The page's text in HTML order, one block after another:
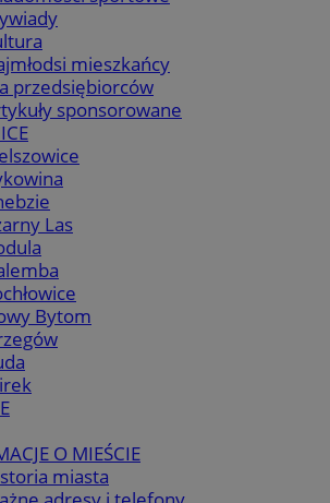
mieszkańcy
przedsiębiorców
sponsorowane
Las
Bytom
O MIEŚCIE
miasta